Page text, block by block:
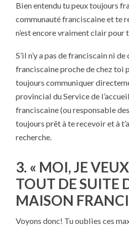
Bien entendu tu peux toujours
communauté franciscaine et te
n’est encore vraiment clair pour
S’il n’y a pas de franciscain ni
franciscaine proche de chez toi
toujours communiquer
provincial du Service de
franciscaine (ou responsable
toujours prêt à te recevoir et à
recherche.
3. « MOI, JE
TOUT DE SUITE
MAISON
Voyons donc! Tu oublies ces